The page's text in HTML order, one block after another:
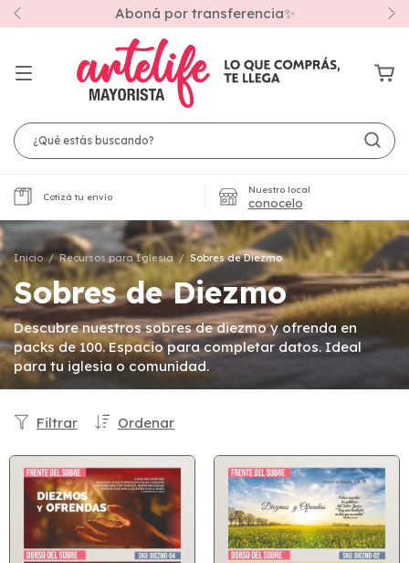
envíos a todo el país🚚
Cotizá tu envío
Nuestro local
conocelo
Inicio / Recursos para Iglesia / Sobres de Diezmo
Sobres de Diezmo
Descubre nuestros sobres de diezmo y ofrenda en
packs de 100. Espacio para completar datos. Ideal
para tu iglesia o comunidad.
Ordenar
Filtrar